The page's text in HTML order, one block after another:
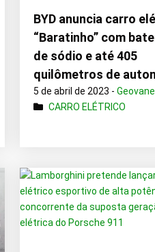
BYD anuncia carro
“Baratinho” com
de sódio e até 405
quilômetros de
5 de abril de 2023 -
CARRO ELÉTRICO